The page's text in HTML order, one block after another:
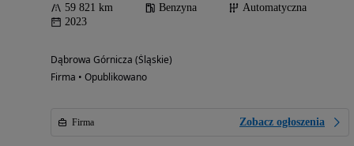
59 821 km Benzyna
Automatyczna
2023
Dąbrowa Górnicza (Śląskie)
Firma • Opublikowano
Firma Zobacz ogłoszenia